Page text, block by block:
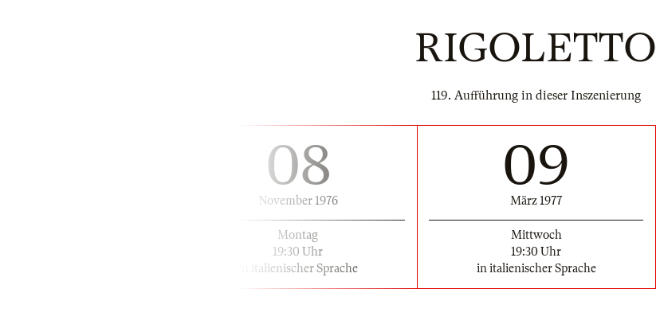
RIGOLETTO
119. Aufführung in dieser Inszenierung
08
November 1976
Montag
19:30 Uhr
in italienischer Sprache
09
März 1977
Mittwoch
19:30 Uhr
in italienischer Sprache